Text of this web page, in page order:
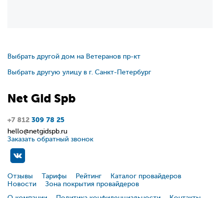
Выбрать другой дом на Ветеранов пр-кт
Выбрать другую улицу в г. Санкт-Петербург
Net Gid Spb
+7 812 309 78 25
hello@netgidspb.ru
Заказать обратный звонок
Отзывы Тарифы Рейтинг
Каталог провайдеров
Новости
Зона покрытия провайдеров